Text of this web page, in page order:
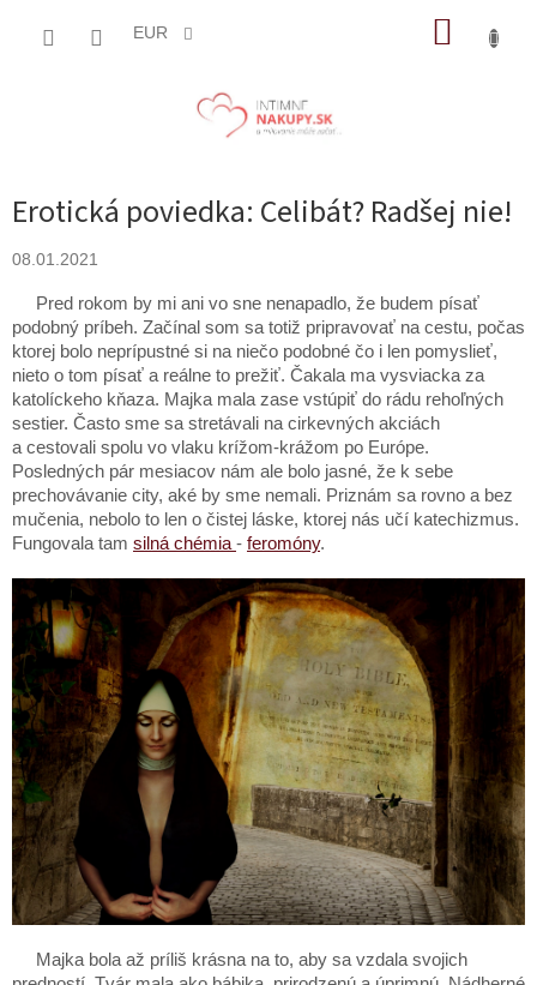
EUR
Erotická poviedka: Celibát? Radšej nie!
08.01.2021
Pred rokom by mi ani vo sne nenapadlo, že budem písať
podobný príbeh. Začínal som sa totiž pripravovať na cestu, počas
ktorej bolo neprípustné si na niečo podobné čo i len pomyslieť,
nieto o tom písať a reálne to prežiť. Čakala ma vysviacka za
katolíckeho kňaza. Majka mala zase vstúpiť do rádu rehoľných
sestier. Často sme sa stretávali na cirkevných akciách
a cestovali spolu vo vlaku krížom-krážom po Európe.
Posledných pár mesiacov nám ale bolo jasné, že k sebe
prechovávanie city, aké by sme nemali. Priznám sa rovno a bez
mučenia, nebolo to len o čistej láske, ktorej nás učí katechizmus.
Fungovala tam silná chémia - feromóny.
Majka bola až príliš krásna na to, aby sa vzdala svojich